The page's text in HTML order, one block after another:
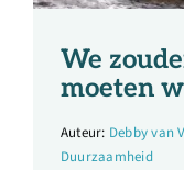
Over ons
Ondernemer
Contact
We
moeten
Auteur: Debby van
Duurzaamheid